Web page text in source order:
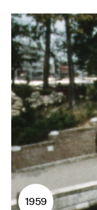
1959